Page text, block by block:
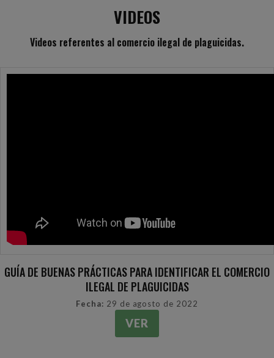
VIDEOS
Videos referentes al comercio ilegal de plaguicidas.
GUÍA DE BUENAS PRÁCTICAS PARA IDENTIFICAR EL COMERCIO
ILEGAL DE PLAGUICIDAS
Fecha: 29 de agosto de 2022
VER